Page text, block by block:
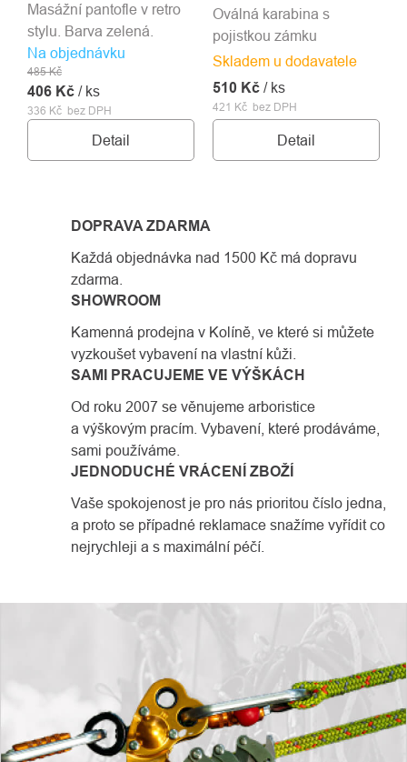
Na objednávku
336 Kč bez DPH
485 Kč
406 Kč / ks
Detail
Masážní pantofle v retro
stylu. Barva zelená.
Skladem u dodavatele
421 Kč bez DPH
510 Kč / ks
Detail
Oválná karabina s
pojistkou zámku
DOPRAVA ZDARMA
Každá objednávka nad 1500 Kč má dopravu
zdarma.
SHOWROOM
Kamenná prodejna v Kolíně, ve které si můžete
vyzkoušet vybavení na vlastní kůži.
SAMI PRACUJEME VE VÝŠKÁCH
Od roku 2007 se věnujeme arboristice
a výškovým pracím. Vybavení, které prodáváme,
sami používáme.
JEDNODUCHÉ VRÁCENÍ ZBOŽÍ
Vaše spokojenost je pro nás prioritou číslo jedna,
a proto se případné reklamace snažíme vyřídit co
nejrychleji a s maximální péčí.